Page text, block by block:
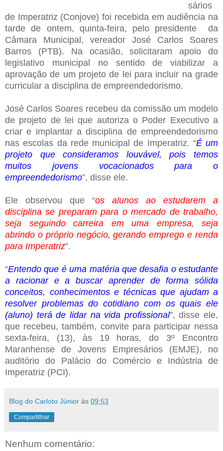
sários
de Imperatriz (Conjove) foi recebida em audiência na
tarde de ontem, quinta-feira, pelo presidente da
Câmara Municipal, vereador José Carlos Soares
Barros (PTB). Na ocasião, solicitaram apoio do
legislativo municipal no sentido de viabilizar a
aprovação de um projeto de lei para incluir na grade
curricular a disciplina de empreendedorismo.
José Carlos Soares recebeu da comissão um modelo
de projeto de lei que autoriza o Poder Executivo a
criar e implantar a disciplina de empreendedorismo
nas escolas da rede municipal de Imperatriz. “É um
projeto que consideramos louvável, pois temos
muitos jovens vocacionados para o
empreendedorismo”, disse ele.
Ele observou que “os alunos ao estudarem a
disciplina se preparam para o mercado de trabalho,
seja seguindo carreira em uma empresa, seja
abrindo o próprio negócio, gerando emprego e renda
para Imperatriz”.
“Entendo que é uma matéria que desafia o estudante
a racionar e a buscar aprender de forma sólida
conceitos, conhecimentos e técnicas que ajudam a
resolver problemas do cotidiano com os quais ele
(aluno) terá de lidar na vida profissional”, disse ele,
que recebeu, também, convite para participar nessa
sexta-feira, (13), às 19 horas, do 3º Encontro
Maranhense de Jovens Empresários (EMJE), no
auditório do Palácio do Comércio e Indústria de
Imperatriz (PCI).
Blog do Carloto Júnior às 09:53
Compartilhar
Nenhum comentário: